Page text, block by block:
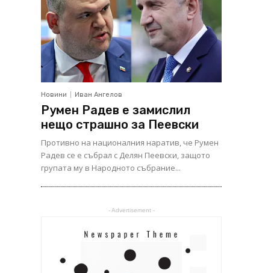
Новини Иван Ангелов
Румен Радев е замислил
нещо страшно за Пеевски
Противно на националния наратив, че Румен
Радев се е събрал с Делян Пеевски, защото
групата му в Народното събрание...
- Advertisement -